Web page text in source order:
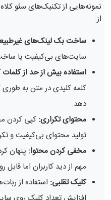
نمونه‌هایی از تکنیک‌های سئو
از:
ساخت بک لینک‌های
سایت‌های بی‌کیفیت یا
استفاده بیش از حد از
کلمه کلیدی در متن به
دهد.
محتوای تکراری: کپی کردن
تولید محتوای بی‌کیفیت و
مخفی کردن محتوا: پنهان
مهم از دید کاربران اما
کلیک تقلبی: استفاده از